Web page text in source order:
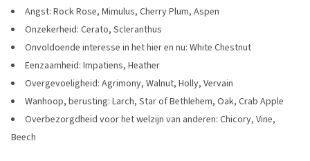
Angst: Rock Rose, Mimulus, Cherry Plum, Aspen
Onzekerheid: Cerato, Scleranthus
Onvoldoende interesse in het hier en nu: White Chestnut
Eenzaamheid: Impatiens, Heather
Overgevoeligheid: Agrimony, Walnut, Holly, Vervain
Wanhoop, berusting: Larch, Star of Bethlehem, Oak, Crab Apple
Overbezorgdheid voor het welzijn van anderen: Chicory, Vine,
Beech